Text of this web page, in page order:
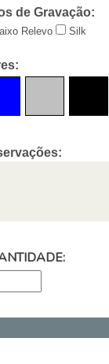
de Gravação:
Relevo Silk